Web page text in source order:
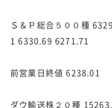
Ｓ＆Ｐ総合５００種
1 6330.69 6271.71
前営業日終値 6238.01
ダウ輸送株２０種